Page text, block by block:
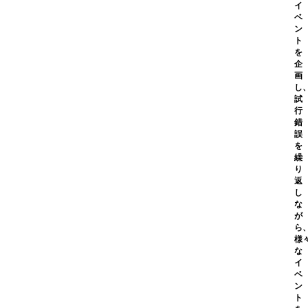
イ
ベ
ン
ト
を
企
画
し
試
行
錯
誤
を
繰
り
返
し
な
が
ら
様
な
イ
ベ
ン
ト